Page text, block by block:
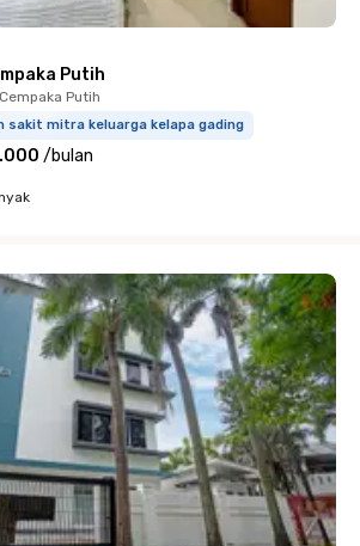
Putih
Putih
sakit mitra keluarga kelapa gading
/bulan